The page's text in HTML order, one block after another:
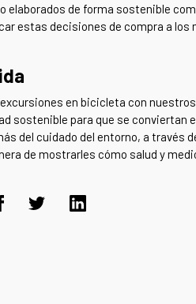
elaborados de forma sostenible
estas decisiones de compra a los
en bicicleta con
sostenible para que se conviertan
del cuidado del entorno, a través
de mostrarles cómo salud y